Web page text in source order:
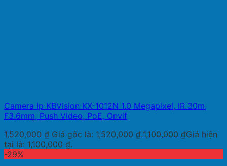
Camera Ip KBVision KX-1012N 1.0 Megapixel, IR 30m,
F3.6mm, Push Video, PoE, Onvif
1,520,000₫ Giá gốc là: 1,520,000 ₫.1,100,000 ₫Giá hiện
tại là: 1,100,000 ₫.
-29%